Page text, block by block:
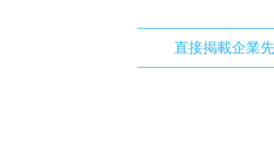
直接掲載企業